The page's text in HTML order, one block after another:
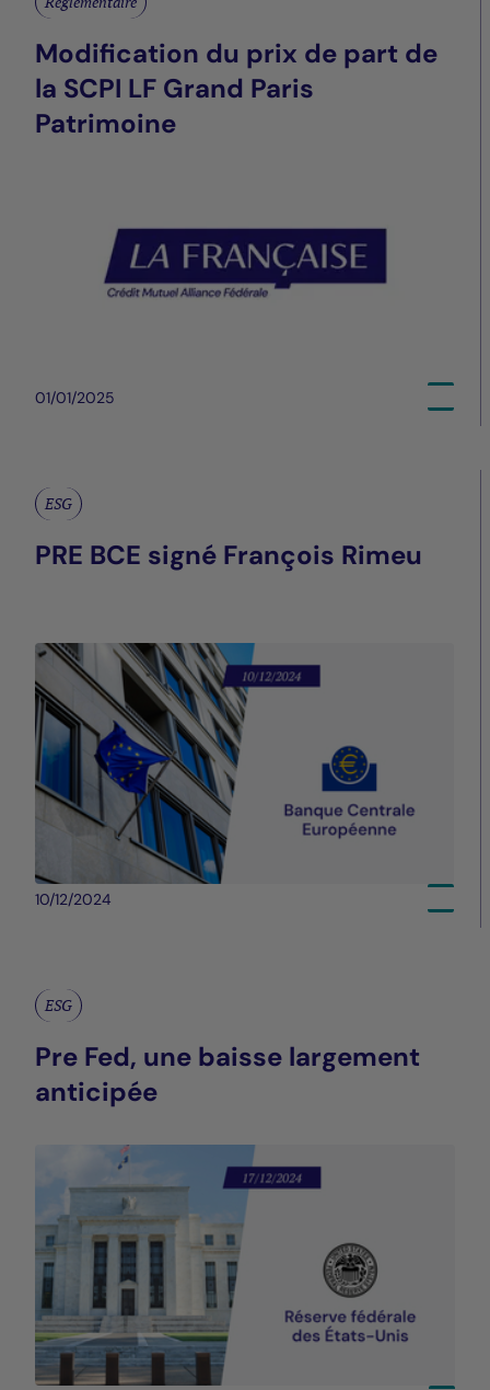
Modification du prix de part de
la SCPI LF Grand Paris
Patrimoine
01/01/2025
ESG
PRE BCE signé François Rimeu
10/12/2024
ESG
Pre Fed, une baisse largement
anticipée